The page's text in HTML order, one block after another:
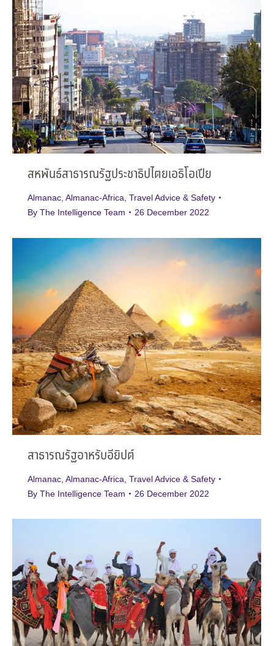
สหพันธ์สาธารณรัฐประชาธิปไตยเอธิโอเปีย
Almanac Almanac-Africa Travel Advice & Safety
By The Intelligence Team 26 December 2022
สาธารณรัฐอาหรับอียิปต์
Almanac Almanac-Africa Travel Advice & Safety
By The Intelligence Team 26 December 2022